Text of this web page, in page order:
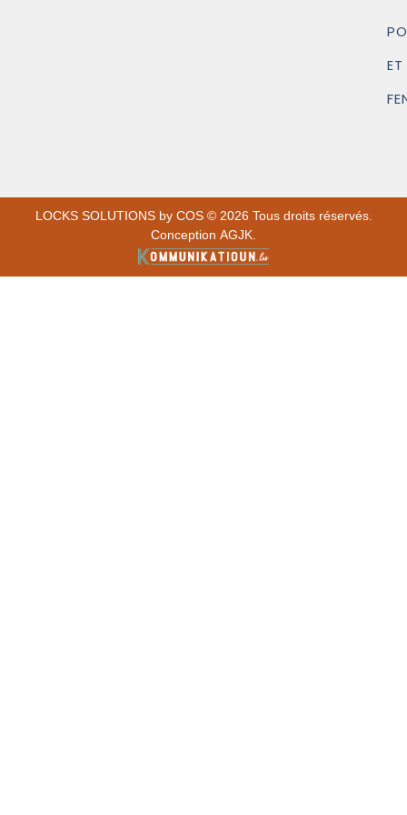
ET
LOCKS SOLUTIONS by COS © 2026 Tous droits réservés.
Conception AGJK.